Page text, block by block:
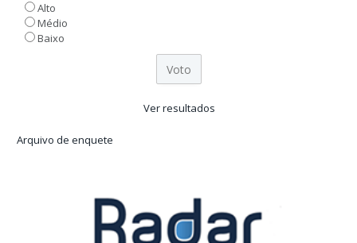
Alto
Médio
Baixo
Ver resultados
Arquivo de enquete